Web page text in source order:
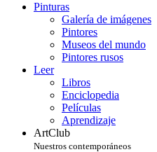
Pinturas
Galería de imágenes
Pintores
Museos del mundo
Pintores rusos
Leer
Libros
Enciclopedia
Películas
Aprendizaje
ArtClub
Nuestros contemporáneos